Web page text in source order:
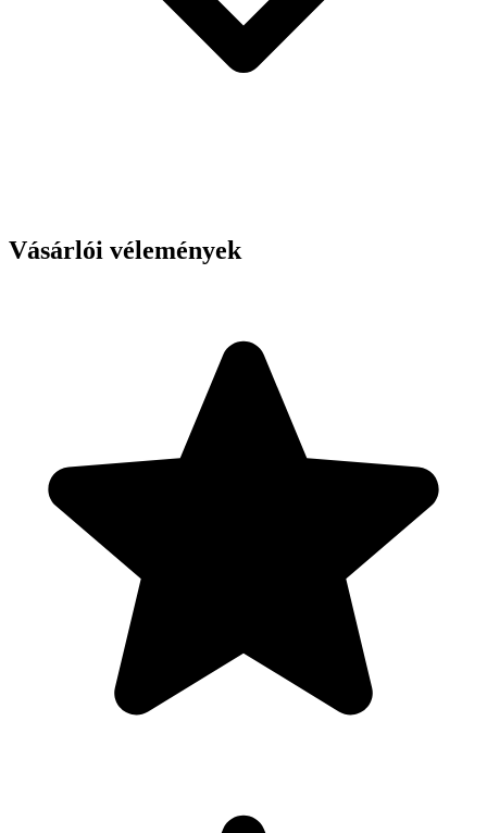
Vásárlói vélemények